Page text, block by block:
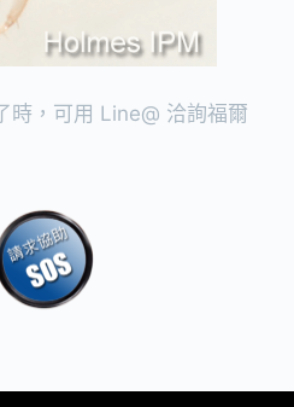
時，可用 Line@ 洽詢福爾